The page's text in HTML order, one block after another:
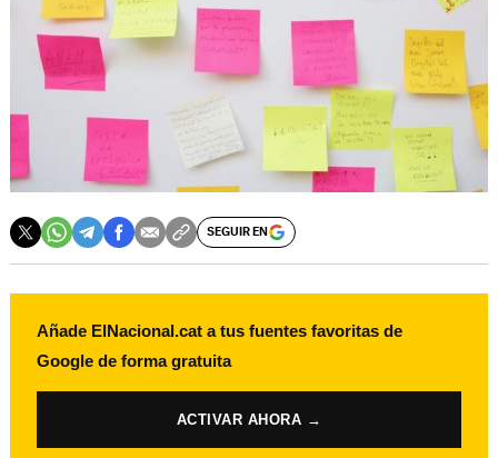
SEGUIR EN
Añade ElNacional.cat a tus fuentes favoritas de
Google de forma gratuita
ACTIVAR AHORA →